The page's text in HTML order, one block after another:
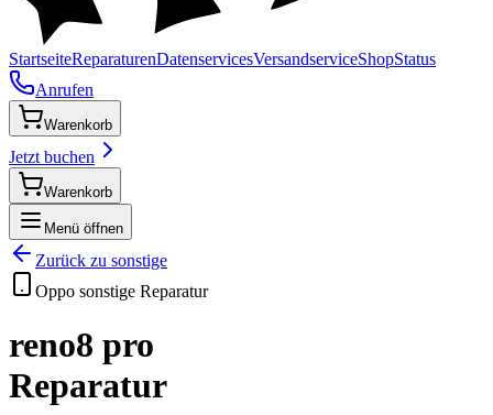
StartseiteReparaturenDatenservicesVersandserviceShopStatus
Anrufen
Warenkorb
Jetzt buchen
Warenkorb
Menü öffnen
Zurück zu sonstige
Oppo sonstige Reparatur
reno8 pro
Reparatur